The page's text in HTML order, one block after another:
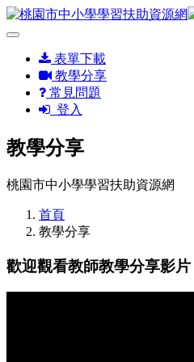
表單下載
教學分享
常見問題
登入
教學分享
桃園市中小學學習扶助資源網
首頁
教學分享
歡迎觀看教師教學分享影片